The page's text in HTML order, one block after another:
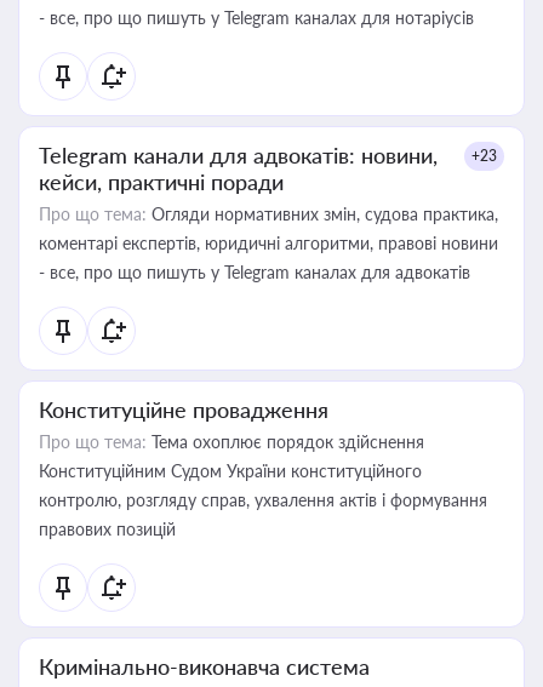
- все, про що пишуть у Telegram каналах для нотаріусів
Telegram канали для адвокатів: новини,
кейси, практичні поради
+23
Про що тема: Огляди нормативних змін, судова практика,
коментарі експертів, юридичні алгоритми, правові новини
- все, про що пишуть у Telegram каналах для адвокатів
Конституційне провадження
Про що тема: Тема охоплює порядок здійснення
Конституційним Судом України конституційного
контролю, розгляду справ, ухвалення актів і формування
правових позицій
Кримінально-виконавча система